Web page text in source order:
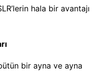
hala bir avantajı
bir ayna ve ayna